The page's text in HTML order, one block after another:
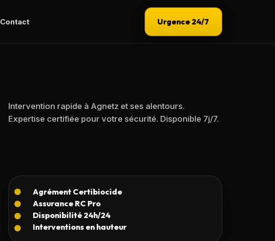
Contact Urgence 24/7
Intervention rapide à Agnetz et ses alentours.
Expertise certifiée pour votre sécurité. Disponible 7j/7.